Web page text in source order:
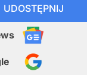
UDOSTĘPNIJ